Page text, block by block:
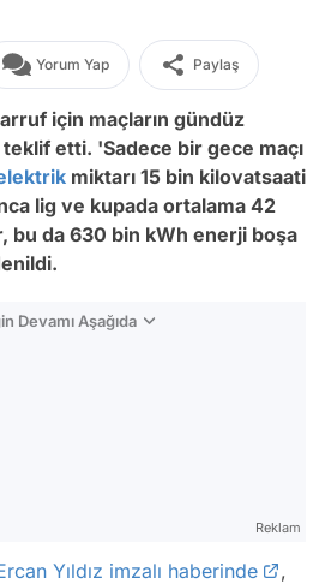
Yorum Yap Paylaş
için maçların gündüz
etti. 'Sadece bir gece maçı
miktarı 15 bin kilovatsaati
lig ve kupada ortalama 42
bu da 630 bin kWh enerji boşa
Devamı Aşağıda
Reklam
Yıldız imzalı haberinde
,